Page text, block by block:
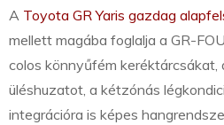
A Toyota GR Yaris gazdag
mellett magába foglalja a GR-
colos könnyűfém keréktárcsákat,
üléshuzatot, a kétzónás
integrációra is képes